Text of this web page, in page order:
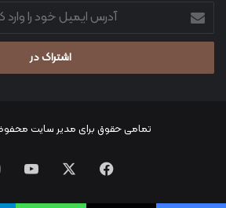
آدرس
ایمیل
خود
وارد
تمامی حقوق برای مدیر سایت
فیس